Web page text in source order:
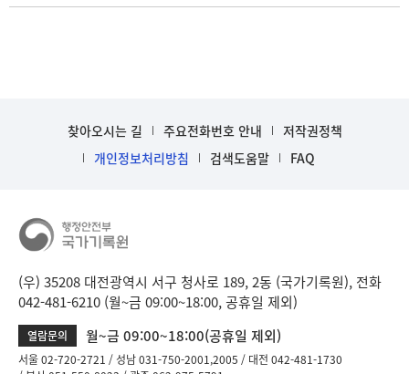
찾아오시는 길 주요전화번호 안내
저작권정책
개인정보처리방침
검색도움말 FAQ
(우) 35208 대전광역시 서구 청사로 189, 2동 (국가기록원), 전화
042-481-6210 (월~금 09:00~18:00, 공휴일 제외)
열람문의 월~금 09:00~18:00(공휴일 제외)
서울 02-720-2721 성남 031-750-2001,2005
대전 042-481-1730